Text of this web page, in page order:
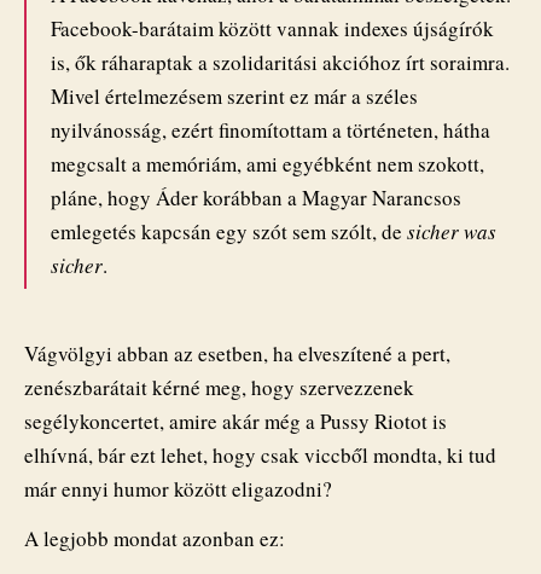
Facebook-barátaim között vannak indexes újságírók
is, ők ráharaptak a szolidaritási akcióhoz írt soraimra.
Mivel értelmezésem szerint ez már a széles
nyilvánosság, ezért finomítottam a történeten, hátha
megcsalt a memóriám, ami egyébként nem szokott,
pláne, hogy Áder korábban a Magyar Narancsos
emlegetés kapcsán egy szót sem szólt, de sicher was
sicher.
Vágvölgyi abban az esetben, ha elveszítené a pert,
zenészbarátait kérné meg, hogy szervezzenek
segélykoncertet, amire akár még a Pussy Riotot is
elhívná, bár ezt lehet, hogy csak viccből mondta, ki tud
már ennyi humor között eligazodni?
A legjobb mondat azonban ez: